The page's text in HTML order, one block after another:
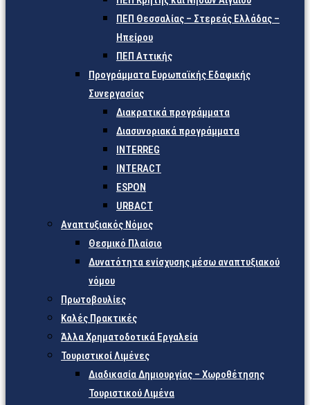
ΠΕΠ Θεσσαλίας – Στερεάς Ελλάδας –
Ηπείρου
ΠΕΠ Αττικής
Προγράμματα Ευρωπαϊκής Εδαφικής
Συνεργασίας
Διακρατικά προγράμματα
Διασυνοριακά προγράμματα
INTERREG
INTERACT
ESPON
URBACT
Αναπτυξιακός Νόμος
Θεσμικό Πλαίσιο
Δυνατότητα ενίσχυσης μέσω αναπτυξιακού
νόμου
Πρωτοβουλίες
Καλές Πρακτικές
Άλλα Χρηματοδοτικά Εργαλεία
Τουριστικοί Λιμένες
Διαδικασία Δημιουργίας – Χωροθέτησης
Τουριστικού Λιμένα